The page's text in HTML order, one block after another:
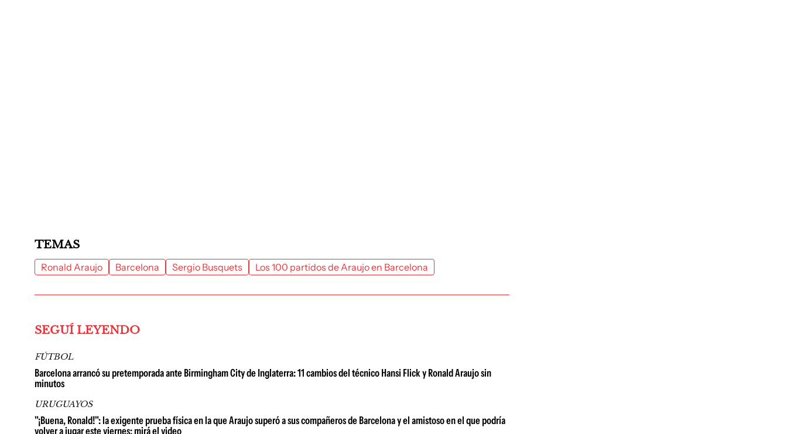
TEMAS
Ronald Araujo Barcelona Sergio Busquets Los 100 partidos de Araujo en Barcelona
SEGUÍ LEYENDO
FÚTBOL
Barcelona arrancó su pretemporada ante Birmingham City de Inglaterra: 11 cambios del técnico Hansi Flick y Ronald Araujo sin
minutos
URUGUAYOS
"¡Buena, Ronald!": la exigente prueba física en la que Araujo superó a sus compañeros de Barcelona y el amistoso en el que podría
volver a jugar este viernes; mirá el video